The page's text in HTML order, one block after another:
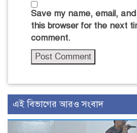
Save my name, email,
this browser for the next
comment.
এই বিভাগের আরও সংবাদ